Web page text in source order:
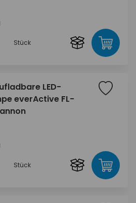
Stück
LED-
everActive FL-
Stück